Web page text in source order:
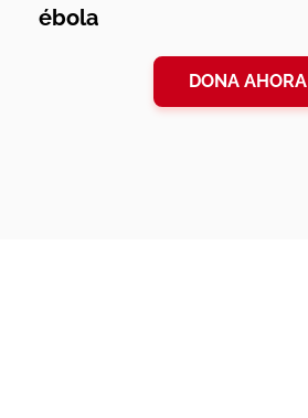
ébola
DONA AHORA